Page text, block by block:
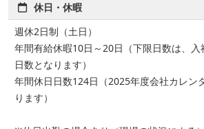
休日・休暇
週休2日制（土日）
年間有給休暇10日～20日（下限日数は、
日数となります）
年間休日日数124日（2025年度会社カレン
ります）